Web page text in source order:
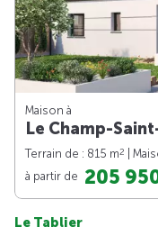
Maison à
Le Champ-
Terrain de : 815 m2 |
à partir de 205
Le Tablier